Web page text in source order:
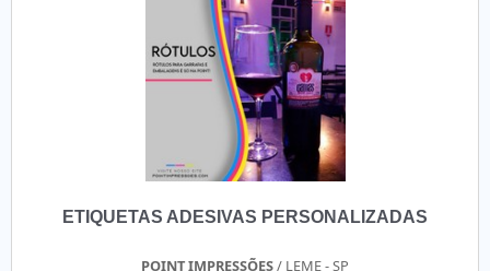
ETIQUETAS ADESIVAS PERSONALIZADAS
POINT IMPRESSÕES/ LEME - SP